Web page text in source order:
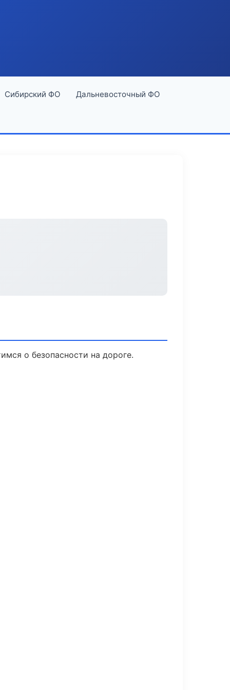
Сибирский ФО Дальневосточный ФО
о безопасности на дороге.